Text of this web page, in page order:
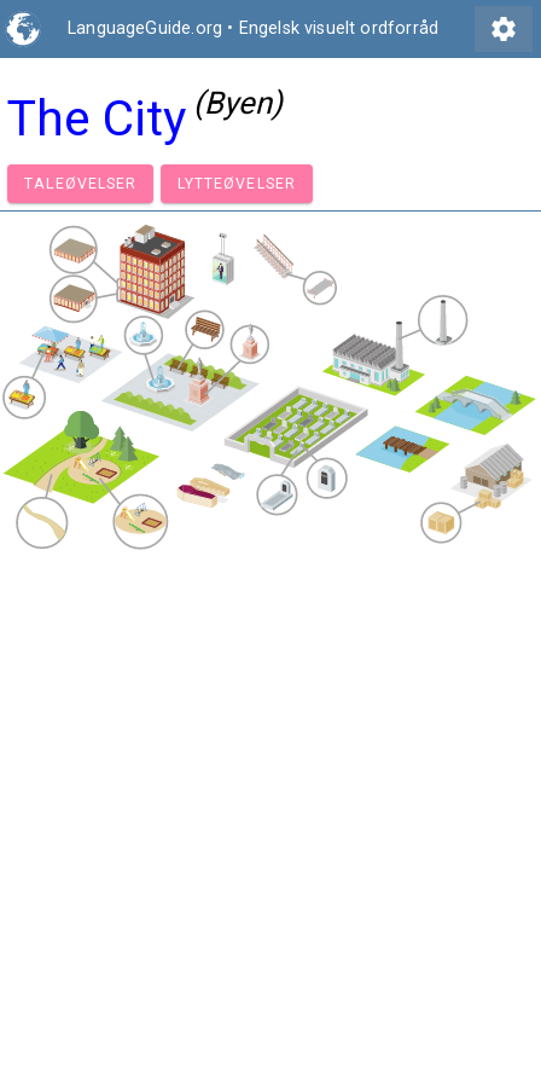
LanguageGuide.org • Engelsk visuelt ordforråd settings
The City (Byen)
TALEØVELSER LYTTEØVELSER